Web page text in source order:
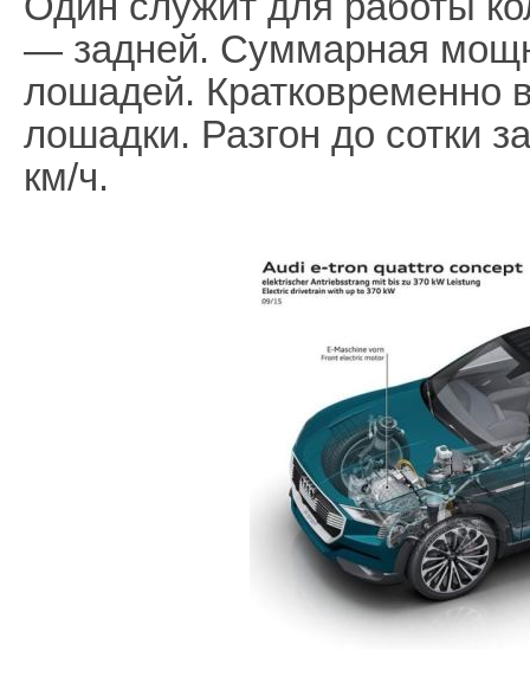
— задней. Суммарная
лошадей. Кратковременно
лошадки. Разгон до сотки
км/ч.